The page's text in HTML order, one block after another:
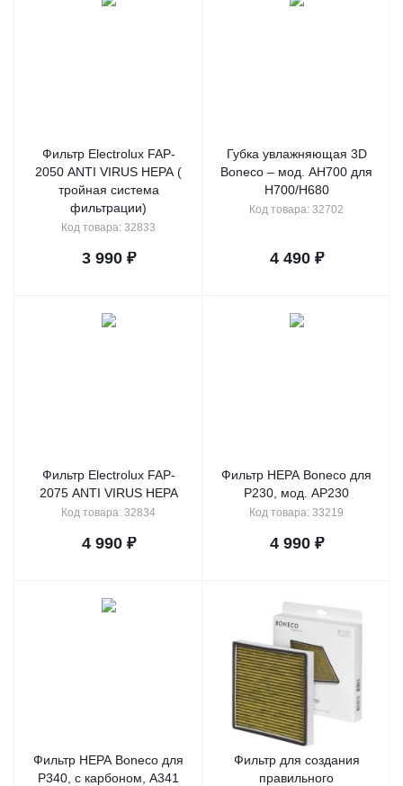
Фильтр Electrolux FAP-
2050 ANTI VIRUS HEPA (
тройная система
фильтрации)
Код товара: 32833
3 990₽
Губка увлажняющая 3D
Boneco – мод. AH700 для
H700/H680
Код товара: 32702
4 490₽
Фильтр Electrolux FAP-
2075 ANTI VIRUS HEPA
Код товара: 32834
4 990₽
Фильтр HEPA Boneco для
P230, мод. AP230
Код товара: 33219
4 990₽
Фильтр НЕРА Boneco для
Р340, с карбоном, А341
Фильтр для создания
правильного